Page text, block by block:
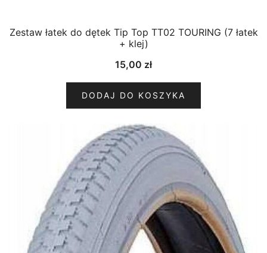
Zestaw łatek do dętek Tip Top TT02 TOURING (7 łatek
+ klej)
15,00 zł
DODAJ DO KOSZYKA